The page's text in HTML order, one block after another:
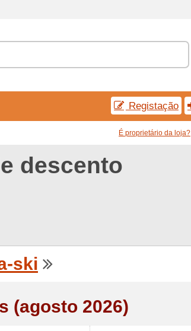
Registação
É proprietário da loja?
descento
ski
(agosto 2026)